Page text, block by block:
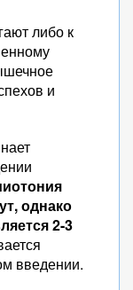
либо к
и
однако
2-3
введении.